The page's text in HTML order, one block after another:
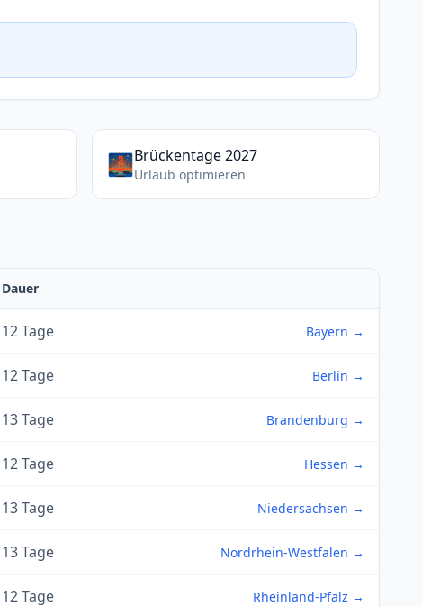
🌉Brückentage 2027
Urlaub optimieren
Dauer
12 Tage Bayern →
12 Tage Berlin →
13 Tage Brandenburg →
12 Tage Hessen →
13 Tage Niedersachsen →
13 Tage Nordrhein-Westfalen →
12 Tage Rheinland-Pfalz →